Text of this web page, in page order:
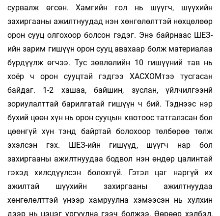
сурвалж өгсөн. Хамгийн гол нь шүүгч, шүүхийн
захиргааны ажилтнуудад нэн хөнгөлөлттэй нөхцөлөөр
орон сууц олгохоор болсон гэдэг. Энэ байрнаас ШЕЗ-
ийн зарим гишүүн орон сууц авахаар болж материалаа
бүрдүүлж өгчээ. Тус зөвлөлийн 10 гишүүний тав нь
хоёр ч орон сууцтай гэдгээ ХАСХОМтээ тусгасан
байдаг. 1-2 хашаа, байшин, зуслан, үйлчилгээнй
зориулалттай барилгатай гишүүн ч бий. Тэднээс нэр
бүхий цөөн хүн нь орон сууцын квотоос татгалзсан бол
цөөнгүй хүн тэнд байртай болохоор төлбөрөө төлж
эхэлсэн гэх. ШЕЗ-ийн гишүүд, шүүгч нар бол
захиргааны ажилтнуудаа бодвол нэн өндөр цалинтай
гэхэд хилсдүүлсэн болохгүй. Гэтэл цаг наргүй их
ажилтай шүүхийн захиргааны ажилтнуудаа
хөнгөлөлттэй үнээр хамруулна хэмээсэн нь хулхин
дээр нь цэцэг ургуулна гээч болжээ. Өөрөөр хэлбэл,